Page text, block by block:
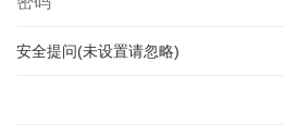
安全提问(未设置请忽略)